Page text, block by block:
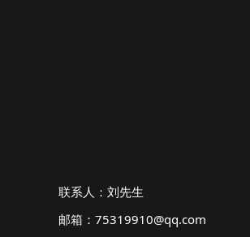
联系人：刘先生
邮箱：75319910@qq.com